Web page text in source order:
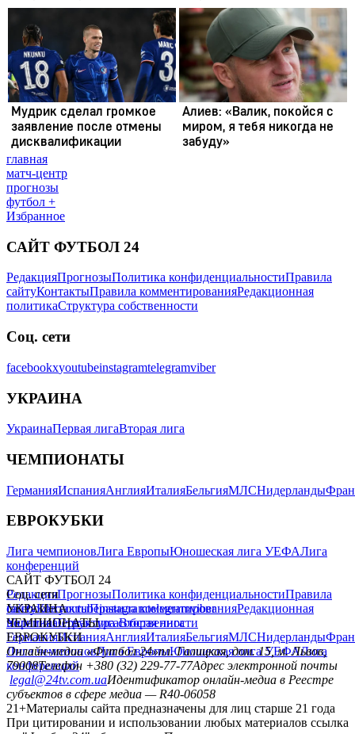
главная
матч-центр
прогнозы
футбол +
Избранное
САЙТ ФУТБОЛ 24
РедакцияПрогнозыПолитика конфиденциальностиПравила
сайтуКонтактыПравила комментированияРедакционная
политикаСтруктура собственности
Соц. сети
facebookxyoutubeinstagramtelegramviber
УКРАИНА
УкраинаПервая лигаВторая лига
ЧЕМПИОНАТЫ
ГерманияИспанияАнглияИталияБельгияМЛСНидерланды
ЕВРОКУБКИ
Лига чемпионовЛига ЕвропыЮношеская лига УЕФАЛига
конференций
САЙТ ФУТБОЛ 24
РедакцияПрогнозыПолитика конфиденциальностиПравила
сайтуКонтактыПравила комментированияРедакционная
политикаСтруктура собственности
Соц. сети
facebookxyoutubeinstagramtelegramviber
УКРАИНА
УкраинаПервая лигаВторая лига
ЧЕМПИОНАТЫ
ГерманияИспанияАнглияИталияБельгияМЛСНидерланды
ЕВРОКУБКИ
Лига чемпионовЛига ЕвропыЮношеская лига УЕФАЛига
конференций
Онлайн-медиа «Футбол 24»пл. Галицкая, дом. 15, м. Львов,
79008Телефон +380 (32) 229-77-77Адрес электронной почты
legal@24tv.com.uaИдентификатор онлайн-медиа в Реестре
субъектов в сфере медиа — R40-06058
21+Материалы сайта предназначены для лиц старше 21 года
При цитировании и использовании любых материалов ссылка